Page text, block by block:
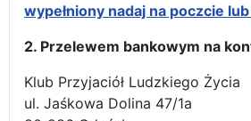
wypełniony nadaj na poczcie
2. Przelewem bankowym na
Klub Przyjaciół Ludzkiego Życia
ul. Jaśkowa Dolina 47/1a